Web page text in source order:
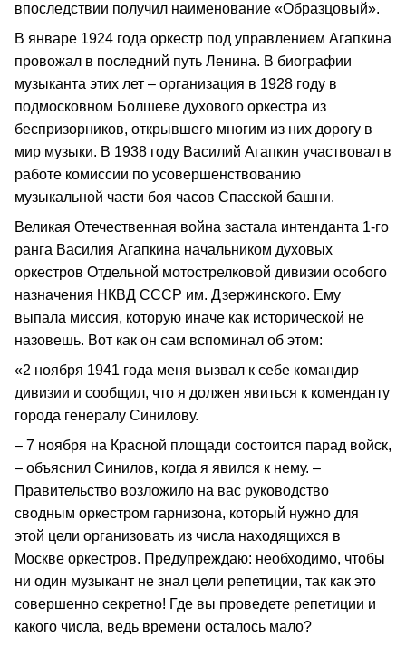
впоследствии получил наименование «Образцовый».
В январе 1924 года оркестр под управлением Агапкина
провожал в последний путь Ленина. В биографии
музыканта этих лет – организация в 1928 году в
подмосковном Болшеве духового оркестра из
беспризорников, открывшего многим из них дорогу в
мир музыки. В 1938 году Василий Агапкин участвовал в
работе комиссии по усовершенствованию
музыкальной части боя часов Спасской башни.
Великая Отечественная война застала интенданта 1-го
ранга Василия Агапкина начальником духовых
оркестров Отдельной мотострелковой дивизии особого
назначения НКВД СССР им. Дзержинского. Ему
выпала миссия, которую иначе как исторической не
назовешь. Вот как он сам вспоминал об этом:
«2 ноября 1941 года меня вызвал к себе командир
дивизии и сообщил, что я должен явиться к коменданту
города генералу Синилову.
– 7 ноября на Красной площади состоится парад войск,
– объяснил Синилов, когда я явился к нему. –
Правительство возложило на вас руководство
сводным оркестром гарнизона, который нужно для
этой цели организовать из числа находящихся в
Москве оркестров. Предупреждаю: необходимо, чтобы
ни один музыкант не знал цели репетиции, так как это
совершенно секретно! Где вы проведете репетиции и
какого числа, ведь времени осталось мало?